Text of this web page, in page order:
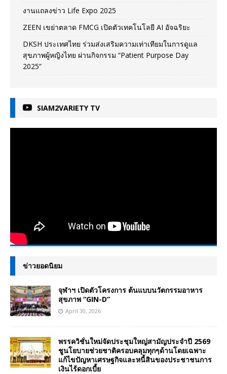
งานแถลงข่าว Life Expo 2025
ZEEN เขย่าตลาด FMCG เปิดตัวเทคโนโลยี AI อัจฉริยะ
DKSH ประเทศไทย ร่วมส่งเสริมความเท่าเทียมในการดูแล
สุขภาพผู้หญิงไทย ผ่านกิจกรรม “Patient Purpose Day
2025”
SIAM2VARIETY TV
ข่าวยอดนิยม
จุฬาฯ เปิดตัวโครงการ ต้นแบบนวัตกรรมอาหาร
สุขภาพ “GIN-D”
April 30, 2026
พรรควิชั่นใหม่จัดประชุมใหญ่สามัญประจำปี 2569
ชูนโยบายช่วยชาติครอบคลุมทุกๆด้านโดยเฉพาะ
แก้ไขปัญหาเศรษฐกิจและหนี้สินของประชาชนการ
เงินไร้ดอกเบี้ย